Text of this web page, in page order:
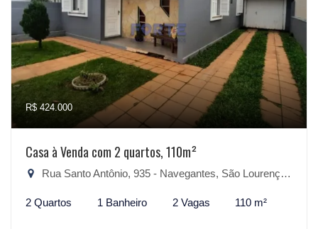
R$ 424.000
Casa à Venda com 2 quartos, 110m²
Rua Santo Antônio, 935 - Navegantes, São Lourenço do Sul-RS
2 Quartos 1 Banheiro 2 Vagas 110 m²